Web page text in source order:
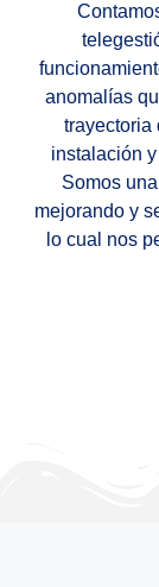
anomalías
trayectoria
instalación y
Somos
mejorando y
lo cual nos